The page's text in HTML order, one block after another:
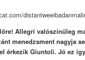
Allegri valószínűleg
menedzsment nagyja
érkezik Giuntoli. Jó ez